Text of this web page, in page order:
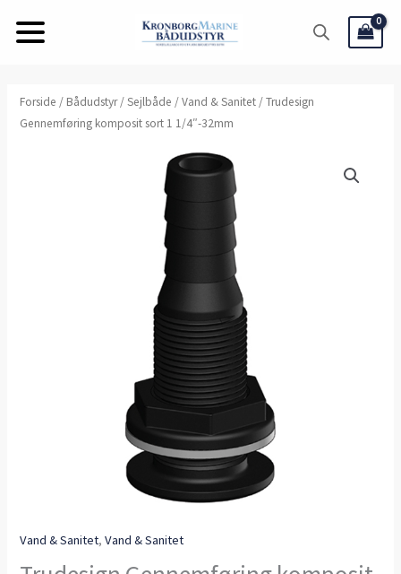
Forside / Bådudstyr/Sejlbåde /Vand & Sanitet / Trudesign
Gennemføring komposit sort 1 1/4″-32mm
Vand & Sanitet,Vand & Sanitet